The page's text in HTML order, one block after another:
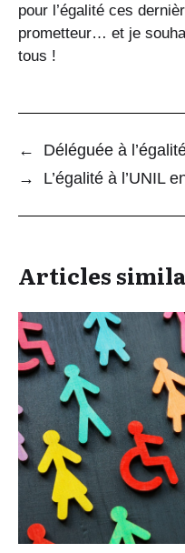
pour l’égalité ces
prometteur… et je
tous !
←
Déléguée à
→
L’égalité à l’UNIL
Articles